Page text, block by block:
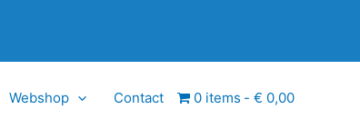
Webshop Contact 0 items € 0,00